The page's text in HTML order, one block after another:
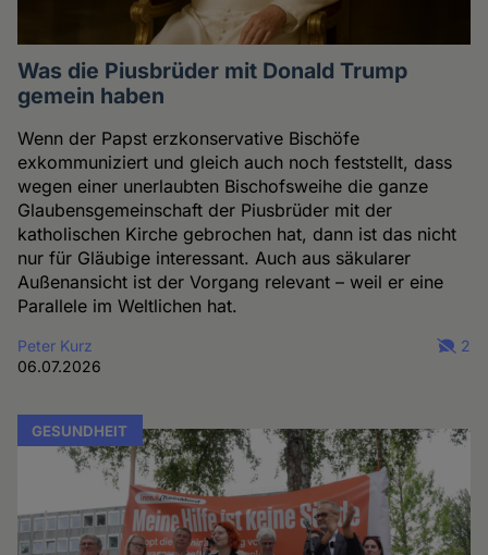
Was die Piusbrüder mit Donald Trump
gemein haben
Wenn der Papst erzkonservative Bischöfe
exkommuniziert und gleich auch noch feststellt, dass
wegen einer unerlaubten Bischofsweihe die ganze
Glaubensgemeinschaft der Piusbrüder mit der
katholischen Kirche gebrochen hat, dann ist das nicht
nur für Gläubige interessant. Auch aus säkularer
Außenansicht ist der Vorgang relevant – weil er eine
Parallele im Weltlichen hat.
Peter Kurz
06.07.2026
2
GESUNDHEIT